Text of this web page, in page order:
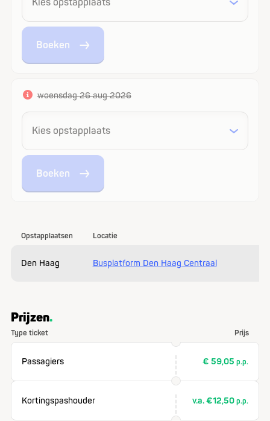
Boeken
woensdag 26 aug 2026
Boeken
Opstapplaatsen Locatie
Den Haag Busplatform Den Haag Centraal
Prijzen
Type ticket Prijs
Passagiers € 59,05p.p.
Kortingspashouder v.a. €12,50p.p.